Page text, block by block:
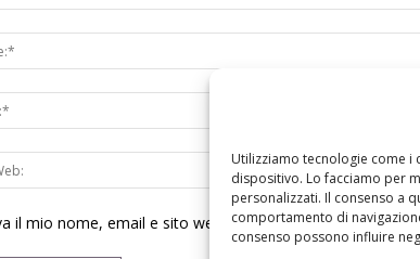
Utilizziamo tecnologie come
dispositivo. Lo facciamo per
personalizzati. Il consenso a
comportamento di
consenso possono influire
il mio nome, email e sito web in questo browser per la